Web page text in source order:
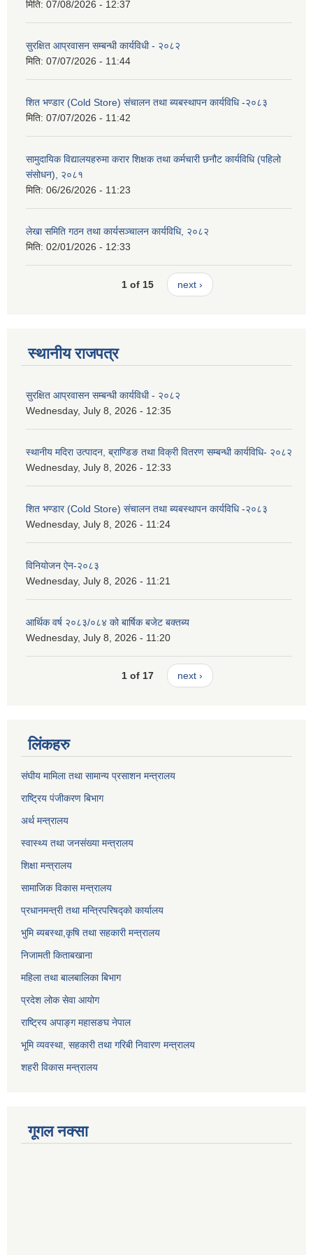
मिति: 07/08/2026 - 12:37
सुरक्षित आप्रवासन सम्बन्धी कार्यविधी - २०८२
मिति: 07/07/2026 - 11:44
शित भण्डार (Cold Store) संचालन तथा ब्यबस्थापन कार्यविधि -२०८३
मिति: 07/07/2026 - 11:42
सामुदायिक विद्यालयहरुमा करार शिक्षक तथा कर्मचारी छनौट कार्यविधि (पहिलो
संसोधन), २०८१
मिति: 06/26/2026 - 11:23
लेखा समिति गठन तथा कार्यसञ्चालन कार्यविधि, २०८२
मिति: 02/01/2026 - 12:33
1 of 15 next ›
स्थानीय राजपत्र
सुरक्षित आप्रवासन सम्बन्धी कार्यविधी - २०८२
Wednesday, July 8, 2026 - 12:35
स्थानीय मदिरा उत्पादन, ब्राण्डिङ तथा विक्री वितरण सम्बन्धी कार्यविधि- २०८२
Wednesday, July 8, 2026 - 12:33
शित भण्डार (Cold Store) संचालन तथा ब्यबस्थापन कार्यविधि -२०८३
Wednesday, July 8, 2026 - 11:24
विनियोजन ऐन-२०८३
Wednesday, July 8, 2026 - 11:21
आर्थिक वर्ष २०८३/०८४ को बार्षिक बजेट बक्तब्य
Wednesday, July 8, 2026 - 11:20
1 of 17 next ›
लिंकहरु
संघीय मामिला तथा सामान्य प्रसाशन मन्त्रालय
राष्ट्रिय पंजीकरण बिभाग
अर्थ मन्त्रालय
स्वास्थ्य तथा जनसंख्या मन्त्रालय
शिक्षा मन्त्रालय
सामाजिक विकास मन्त्रालय
प्रधानमन्त्री तथा मन्त्रिपरिषद्को कार्यालय
भुमि ब्यबस्था,कृषि तथा सहकारी मन्त्रालय
निजामती किताबखाना
महिला तथा बालबालिका बिभाग
प्रदेश लोक सेवा आयोग
राष्ट्रिय अपाङ्ग महासङघ नेपाल
भूमि व्यवस्था, सहकारी तथा गरिबी निवारण मन्त्रालय
शहरी विकास मन्त्रालय
गूगल नक्सा